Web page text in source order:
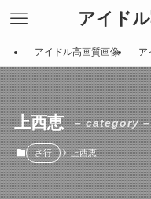
アイド
アイドル高画質画像 ア
上西恵 – category –
さ行 上西恵